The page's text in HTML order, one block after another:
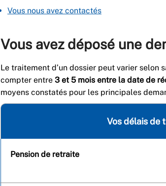
Vous nous avez contactés
Vous avez déposé une
Le traitement d’un dossier peut varier selon
compter entre 3 et 5 mois entre la date de
moyens constatés pour les principales
Vos délais de
Pension de retraite